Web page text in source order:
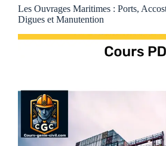
logements
ou
ERP
du
gouvernement
Les Ouvrages Maritimes : Ports,
Digues et Manutention